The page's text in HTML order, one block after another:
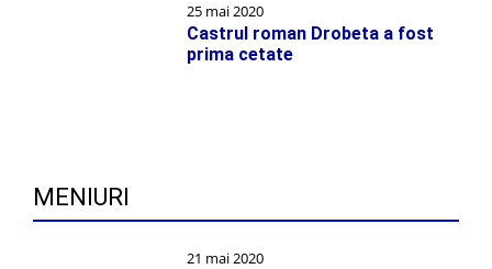
25 mai 2020
Castrul roman Drobeta a fost
prima cetate
MENIURI
21 mai 2020